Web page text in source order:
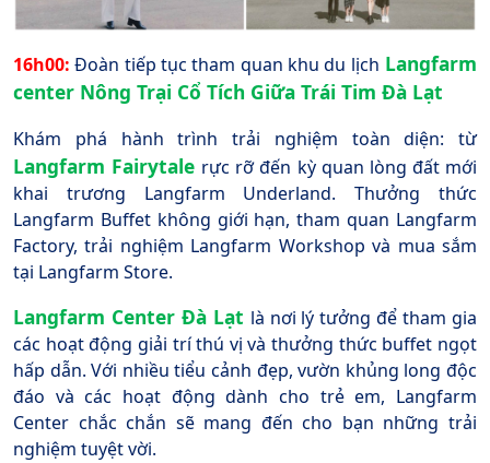
16h00:Đoàn tiếp tục tham quan khu du lịch Langfarm
center Nông Trại Cổ Tích Giữa Trái Tim Đà Lạt
Khám phá hành trình trải nghiệm toàn diện: từ
Langfarm Fairytale rực rỡ đến kỳ quan lòng đất mới
khai trương Langfarm Underland. Thưởng thức
Langfarm Buffet không giới hạn, tham quan Langfarm
Factory, trải nghiệm Langfarm Workshop và mua sắm
tại Langfarm Store.
Langfarm Center Đà Lạt là nơi lý tưởng để tham gia
các hoạt động giải trí thú vị và thưởng thức buffet ngọt
hấp dẫn. Với nhiều tiểu cảnh đẹp, vườn khủng long độc
đáo và các hoạt động dành cho trẻ em, Langfarm
Center chắc chắn sẽ mang đến cho bạn những trải
nghiệm tuyệt vời.